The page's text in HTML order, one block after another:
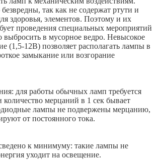
так как не содержат ртути и
здоровья, элементов. Поэтому и их
проведения специальных мероприятий
в мусорное ведро. Невысокое
(1,5-12В) позволяет располагать лампы в
замыкание или возгорание
для работы обычных ламп требуется
мерцаний в 1 сек бывает
лампы не подвержены мерцанию,
от постоянного тока.
к минимуму: такие лампы не
уходит на освещение.